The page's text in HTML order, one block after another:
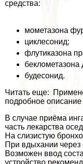
средства:
мометазона
циклесонид;
флутиказона
беклометазона
будесонид.
Читать еще:
подробное описание
В случае приёма
часть лекарства
На слизистую
При вдыхании
Возможен ввод
устройство